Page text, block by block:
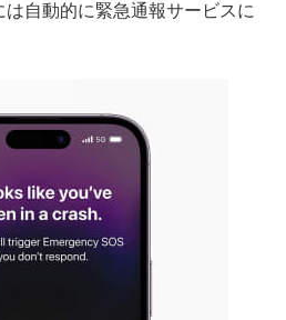
自動的に緊急通報サービスに